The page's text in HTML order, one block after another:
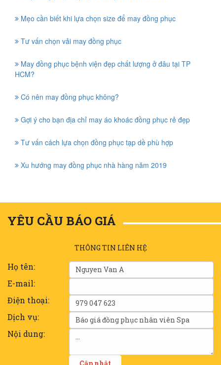
Mẹo cần biết khi lựa chọn size để may đồng phục
Tư vấn chọn vải may đồng phục
May đồng phục bệnh viện đẹp chất lượng ở đâu tại TP
HCM?
Có nên may đồng phục không?
Gợi ý cho bạn địa chỉ may áo khoác đồng phục rẻ đẹp
Tư vấn cách lựa chọn đồng phục tạp dề phù hợp
Xu hướng may đồng phục nhà hàng năm 2019
YÊU CẦU BÁO GIÁ
THÔNG TIN LIÊN HỆ
Họ tên:
E-mail:
Điện thoại:
Dịch vụ:
Nội dung: